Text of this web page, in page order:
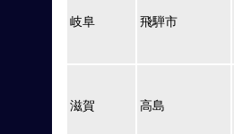
岐阜 飛騨市
滋賀 高島